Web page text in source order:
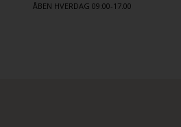
ÅBEN HVERDAG 09:00-17.00